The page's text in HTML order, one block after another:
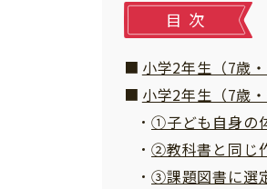
目次
小学2年生（7歳
小学2年生（7歳
①子ども自身の
②教科書と同じ
③課題図書に選